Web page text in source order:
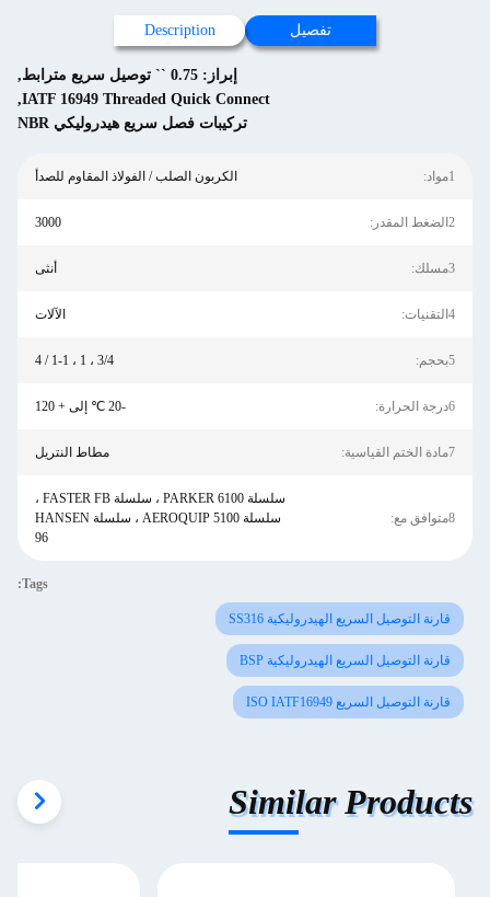
تفصيل Description
إبراز: 0.75 `` توصيل سريع مترابط
,
IATF 16949 Threaded Quick Connect
,
تركيبات فصل سريع هيدروليكي NBR
1مواد: الكربون الصلب / الفولاذ المقاوم للصدأ
2الضغط المقدر: 3000
3مسلك: أنثى
4التقنيات: الآلات
5بحجم: 3/4 ، 1 ، 1-1 / 4
6درجة الحرارة: -20 ℃ إلى + 120
7مادة الختم القياسية: مطاط النتريل
8متوافق مع:
سلسلة PARKER 6100 ، سلسلة FASTER FB ،
سلسلة AEROQUIP 5100 ، سلسلة HANSEN
96
Tags:
قارنة التوصيل السريع الهيدروليكية SS316
قارنة التوصيل السريع الهيدروليكية BSP
قارنة التوصيل السريع ISO IATF16949
Similar Products